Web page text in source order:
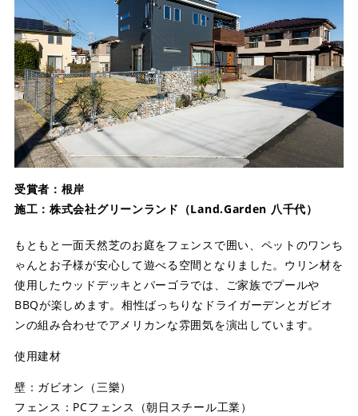
受賞者：根岸
施工：株式会社グリーンランド（Land.Garden 八千代）
もともと一面天然芝のお庭をフェンスで囲い、ペットのワンち
ゃんとお子様が安心して遊べる空間となりました。ウリン材を
使用したウッドデッキとパーゴラでは、ご家族でプールや
BBQが楽しめます。相性ばっちりなドライガーデンとガビオ
ンの組み合わせでアメリカンな雰囲気を演出しています。
使用建材
壁：ガビオン（三樂）
フェンス：PCフェンス（朝日スチール工業）